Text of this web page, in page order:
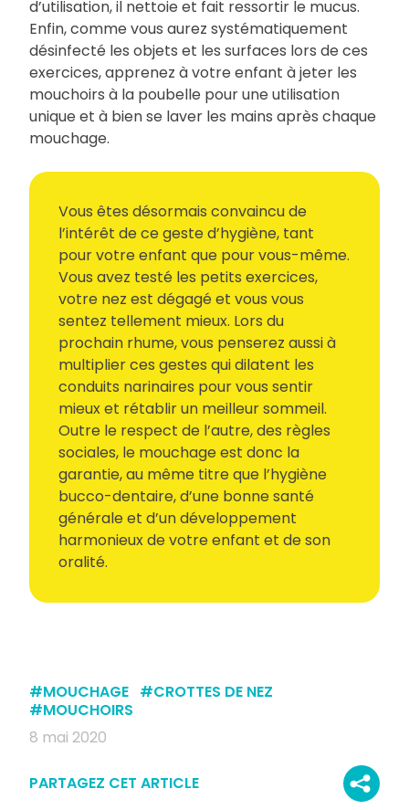
d’utilisation, il nettoie et fait ressortir le mucus.
Enfin, comme vous aurez systématiquement
désinfecté les objets et les surfaces lors de ces
exercices, apprenez à votre enfant à jeter les
mouchoirs à la poubelle pour une utilisation
unique et à bien se laver les mains après chaque
mouchage.
Vous êtes désormais convaincu de
l’intérêt de ce geste d’hygiène, tant
pour votre enfant que pour vous-même.
Vous avez testé les petits exercices,
votre nez est dégagé et vous vous
sentez tellement mieux. Lors du
prochain rhume, vous penserez aussi à
multiplier ces gestes qui dilatent les
conduits narinaires pour vous sentir
mieux et rétablir un meilleur sommeil.
Outre le respect de l’autre, des règles
sociales, le mouchage est donc la
garantie, au même titre que l’hygiène
bucco-dentaire, d’une bonne santé
générale et d’un développement
harmonieux de votre enfant et de son
oralité.
#MOUCHAGE #CROTTES DE NEZ
#MOUCHOIRS
8 mai 2020
PARTAGEZ CET ARTICLE